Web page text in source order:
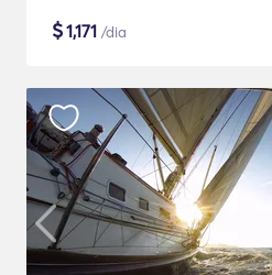
$1,171 /dia